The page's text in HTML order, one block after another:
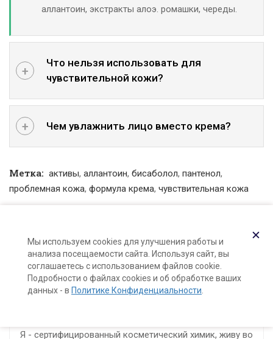
аллантоин, экстракты алоэ. ромашки, череды.
Что нельзя использовать для
чувствительной кожи?
Чем увлажнить лицо вместо крема?
Метка: активы, аллантоин, бисаболол, пантенол,
проблемная кожа, формула крема, чувствительная кожа
Я - сертифицированный косметический химик, живу во
✕
Мы используем cookies для улучшения работы и
анализа посещаемости сайта. Используя сайт, вы
соглашаетесь с использованием файлов cookie.
Подробности о файлах cookies и об обработке ваших
данных - в Политике Конфиденциальности